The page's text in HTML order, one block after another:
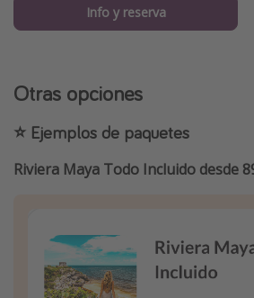
Info y reserva
Otras opciones
⭐️ Ejemplos de paquetes
Riviera Maya Todo Incluido desde